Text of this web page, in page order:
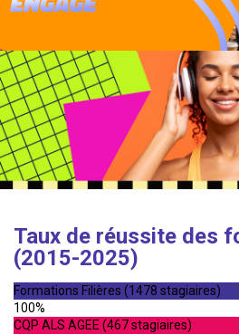
Taux de réussite des
(2015-2025)
Formations Filières (1478 stagiaires)
100%
CQP ALS AGEE (467 stagiaires)